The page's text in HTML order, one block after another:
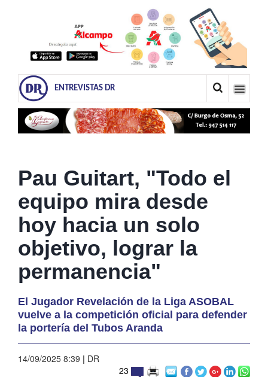
ENTREVISTAS DR
Pau Guitart, "Todo el
equipo mira desde
hoy hacia un solo
objetivo, lograr la
permanencia"
El Jugador Revelación de la Liga ASOBAL
vuelve a la competición oficial para defender
la portería del Tubos Aranda
14/09/2025 8:39 | DR
23